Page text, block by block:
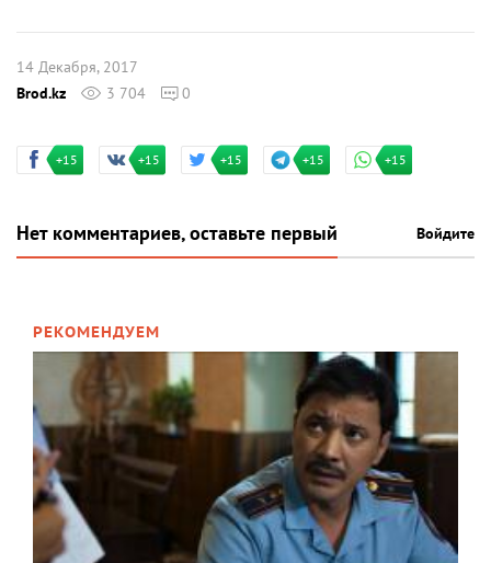
14 Декабря, 2017
Brod.kz
3 704 0
+15 +15 +15 +15 +15
Нет комментариев, оставьте первый Войдите
РЕКОМЕНДУЕМ